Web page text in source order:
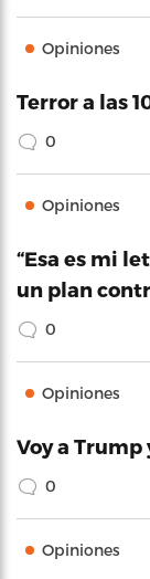
Opiniones
Terror a las
0
Opiniones
“Esa es mi
un plan
0
Opiniones
Voy a Trump
0
Opiniones